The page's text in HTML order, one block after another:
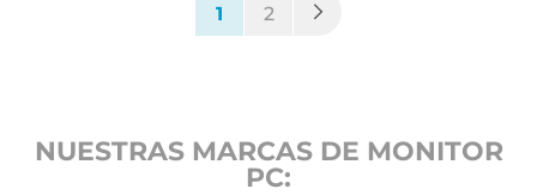
1 (current)
2
NUESTRAS MARCAS DE MONITOR
PC: